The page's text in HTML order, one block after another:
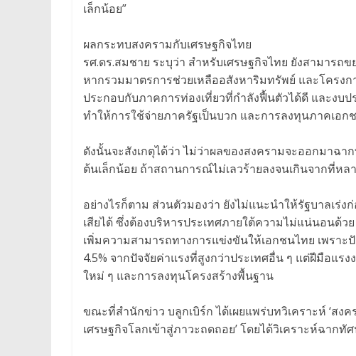
เล็กน้อย”
ผลกระทบสงครามกับเศรษฐกิจไทย
รศ.ดร.สมชาย ระบุว่า สำหรับเศรษฐกิจไทย ยังสามาร
หากรวมมาตรการช่วยเหลืออสังหาริมทรัพย์ และโครง
ประกอบกับภาคการท่องเที่ยวที่กำลังฟื้นตัวได้ดี และงบ
ทำให้การใช้จ่ายภาครัฐเป็นบวก และการลงทุนภาคเอก
ดังนั้นจะสังเกตุได้ว่า ไม่ว่าผลของสงครามจะออกมาฉ
ต้นเล็กน้อย ถ้าสถานการณ์ไม่เลวร้ายลงจนเกินจากที่ห
อย่างไรก็ตาม ส่วนตัวมองว่า ยังไม่แนะนำให้รัฐบาลเร่
เสียได้ ซึ่งต้องบริหารประเทศภายใต้ความไม่แน่นอนด้ว
เพิ่มความสามารถทางการแข่งขันให้เอกชนไทย เพราะ
4.5% จากปัจจัยค่าแรงที่สูงกว่าประเทศอื่น ๆ แต่ฝีมือแ
ใหม่ ๆ และการลงทุนโครงสร้างพื้นฐาน
ขณะที่สำนักข่าว บลูกเบิร์ก ได้เผยแพร่บทวิเคราะห์ ‘ส
เศรษฐกิจโลกเข้าสู่ภาวะถดถอย’ โดยได้วิเคราะห์ฉาก